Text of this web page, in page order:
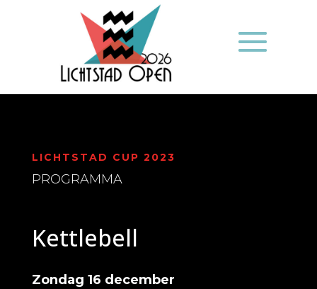
LICHTSTAD CUP 2023
PROGRAMMA
Kettlebell
Zondag 16 december